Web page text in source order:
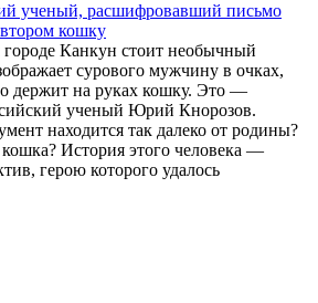
ученый, расшифровавший письмо
кошку
Канкун стоит необычный
сурового мужчину в очках,
держит на руках кошку. Это —
ученый Юрий Кнорозов.
находится так далеко от родины?
История этого человека —
герою которого удалось